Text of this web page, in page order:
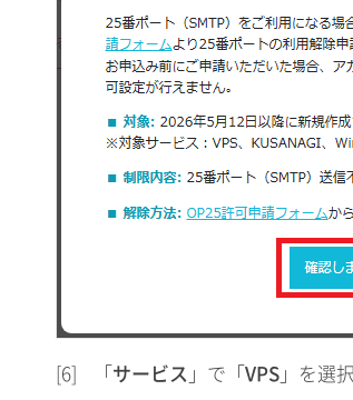
[6] 「サービス 」で「VPS 」を選